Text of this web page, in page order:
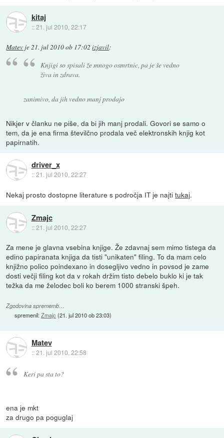
kitaj
::21. jul 2010, 22:17
Matev je21. jul 2010 ob 17:02 izjavil:
Knjigi so spisali že mnogo osmrtnic, pa je še vedno
živa in zdrava.
zanimivo, da jih vedno manj prodajo
Nikjer v članku ne piše, da bi jih manj prodali. Govori se samo o
tem, da je ena firma številčno prodala več elektronskih knjig kot
papirnatih.
driver_x
::21. jul 2010, 22:27
Nekaj prosto dostopne literature s področja IT je najtitukaj.
Zmajc
::21. jul 2010, 22:27
Za mene je glavna vsebina knjige. Že zdavnaj sem mimo tistega da
edino papiranata knjiga da tisti "unikaten" filing. To da mam celo
knjižno polico poindexano in dosegljivo vedno in povsod je zame
dosti večji filing kot da v rokah držim tisto debelo buklo ki je tak
težka da me želodec boli ko berem 1000 stranski špeh.
Zgodovina sprememb…
spremenil:Zmajc (21. jul 2010 ob 23:03)
Matev
::21. jul 2010, 22:58
Keri pa sta to?
ena je mkt
za drugo pa poguglaj